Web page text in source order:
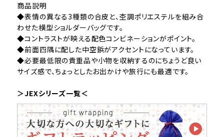
商品説明
◆表情の異なる3種類の合皮と、杢調ポリエステルを組み合
わせた横型ショルダーバッグです。
◆コントラストが映える配色コンビネーションがポイント。
◆前面四隅に配した中空鋲がアクセントになっています。
◆必要最低限の貴重品や小物を収納するのにちょうど良い
サイズ感で、ちょっとしたお出かけや旅行にも最適です。
＞JEXシリーズ一覧＜